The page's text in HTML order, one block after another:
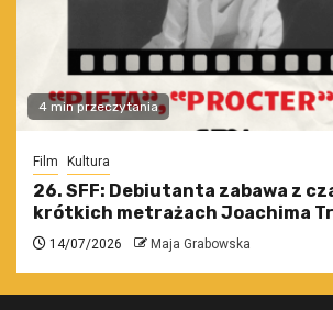
4 min przeczytania
Film Kultura
26. SFF: Debiutanta zabawa z
krótkich metrażach Joachima
14/07/2026 Maja Grabowska